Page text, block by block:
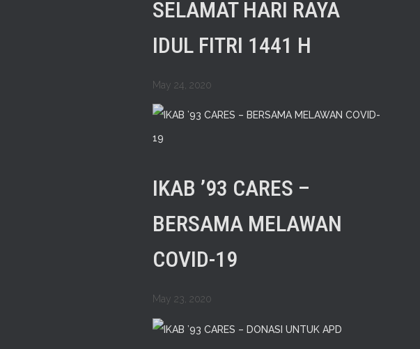
SELAMAT HARI RAYA
IDUL FITRI 1441 H
May 24, 2020
IKAB ’93 CARES –
BERSAMA MELAWAN
COVID-19
May 23, 2020